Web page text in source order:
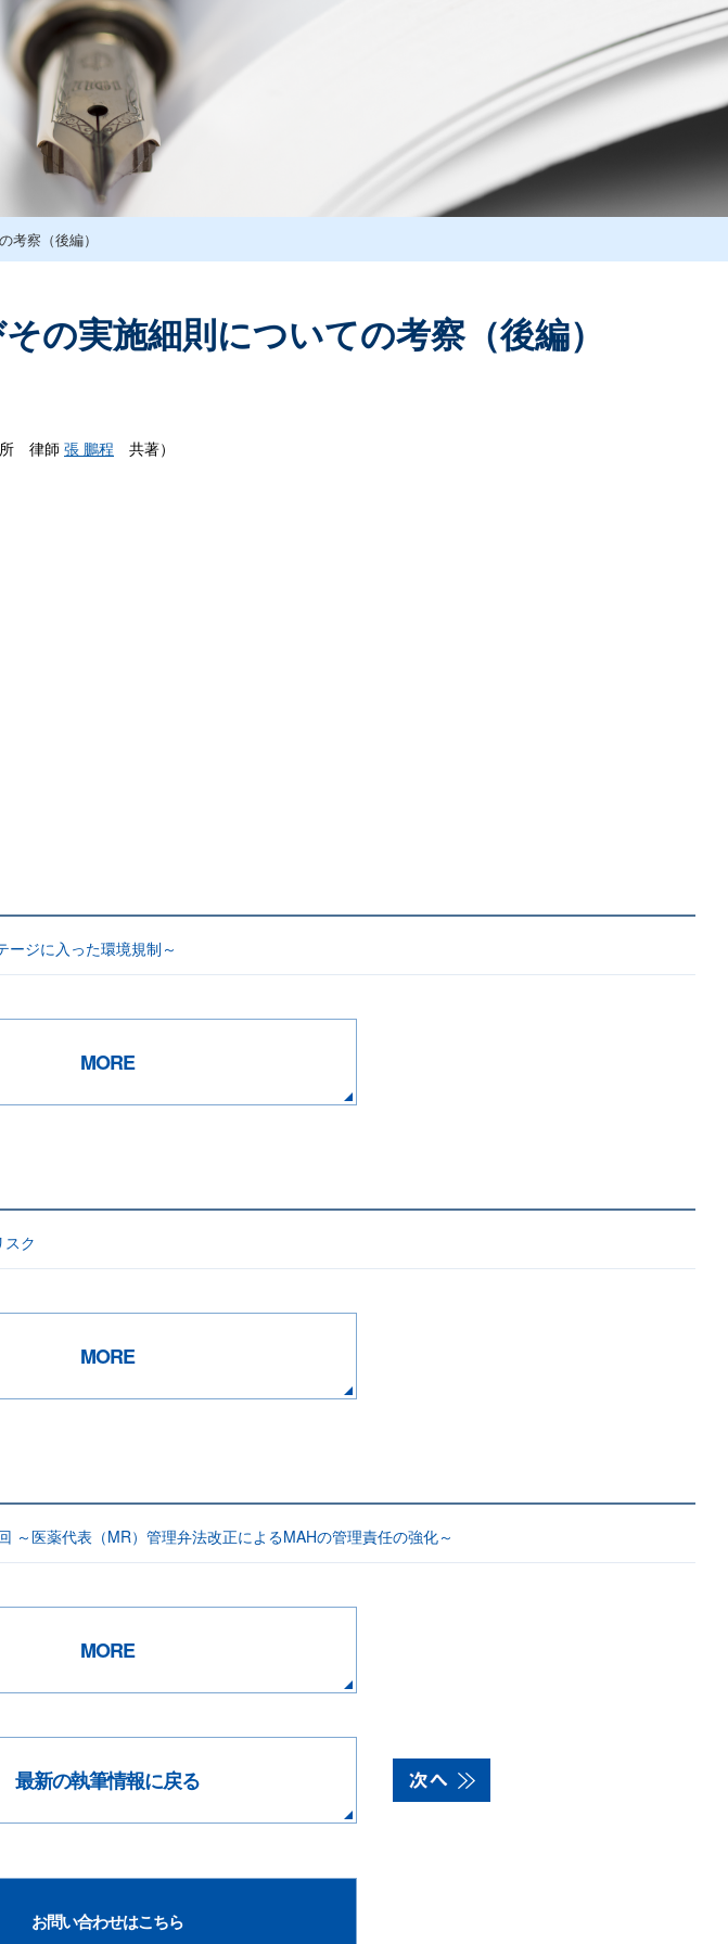
考察（後編）
の実施細則についての考察（後編）
所 律師 張 鵬程 共著）
ージに入った環境規制～
MORE
ク
MORE
～医薬代表（MR）管理弁法改正によるMAHの管理責任の強化～
MORE
最新の執筆情報に戻る
お問い合わせはこちら